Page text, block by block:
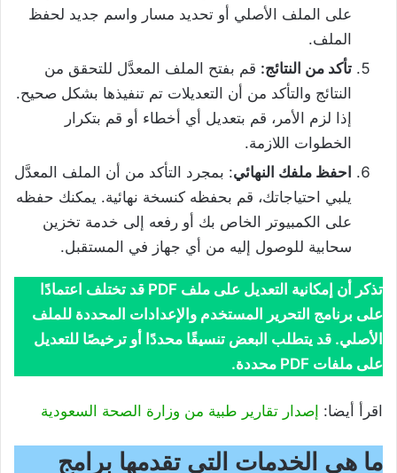
على الملف الأصلي أو تحديد مسار واسم جديد لحفظ
الملف.
تأكد من النتائج: قم بفتح الملف المعدَّل للتحقق من
النتائج والتأكد من أن التعديلات تم تنفيذها بشكل صحيح.
إذا لزم الأمر، قم بتعديل أي أخطاء أو قم بتكرار
الخطوات اللازمة.
احفظ ملفك النهائي: بمجرد التأكد من أن الملف المعدَّل
يلبي احتياجاتك، قم بحفظه كنسخة نهائية. يمكنك حفظه
على الكمبيوتر الخاص بك أو رفعه إلى خدمة تخزين
سحابية للوصول إليه من أي جهاز في المستقبل.
تذكر أن إمكانية التعديل على ملف PDF قد تختلف اعتمادًا
على برنامج التحرير المستخدم والإعدادات المحددة للملف
الأصلي. قد يتطلب البعض تنسيقًا محددًا أو ترخيصًا للتعديل
على ملفات PDF محددة.
اقرأ أيضا: إصدار تقارير طبية من وزارة الصحة السعودية
ما هي الخدمات التي تقدمها برامج